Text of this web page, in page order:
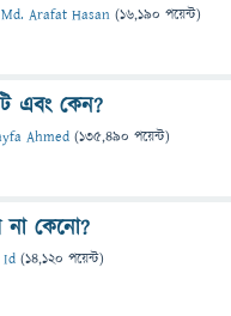
Md. Arafat Hasan (16,190 পয়েন্ট)
এবং কেন?
Ahmed (135,490 পয়েন্ট)
না কেনো?
Id (14,120 পয়েন্ট)